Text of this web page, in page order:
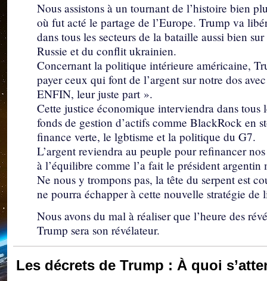
Nous assistons à un tournant de l’histoire bien
où fut acté le partage de l’Europe. Trump va
dans tous les secteurs de la bataille aussi bien
Russie et du conflit ukrainien.
Concernant la politique intérieure américaine,
payer ceux qui font de l’argent sur notre dos
ENFIN, leur juste part ».
Cette justice économique interviendra dans
fonds de gestion d’actifs comme BlackRock en
finance verte, le lgbtisme et la politique du G7.
L’argent reviendra au peuple pour refinancer
à l’équilibre comme l’a fait le président
Ne nous y trompons pas, la tête du serpent est
ne pourra échapper à cette nouvelle stratégie
Nous avons du mal à réaliser que l’heure des
Trump sera son révélateur.
Les décrets de Trump : À quoi